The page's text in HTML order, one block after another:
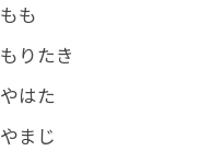
もも
もりたき
やはた
やまじ